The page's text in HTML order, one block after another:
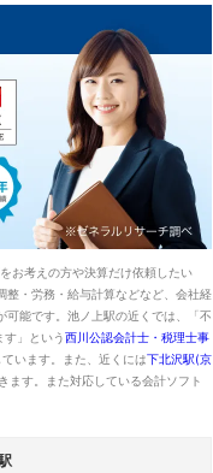
お考えの方や決算だけ依頼したい
整・労務・給与計算などなど、会社経
能です。池ノ上駅の近くでは、「不
」という西川公認会計士・税理士事
います。また、近くには下北沢駅(京
ます。また対応している会計ソフト